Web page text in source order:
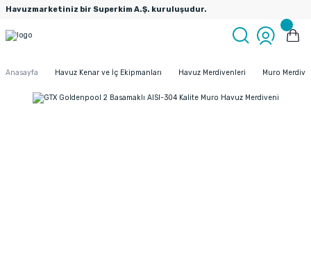
Havuzmarketiniz bir Superkim A.Ş. kuruluşudur.
Anasayfa Havuz Kenar ve İç Ekipmanları Havuz Merdivenleri Muro